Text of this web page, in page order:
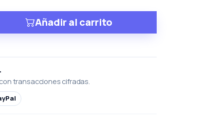
Añadir al carrito
transacciones cifradas.